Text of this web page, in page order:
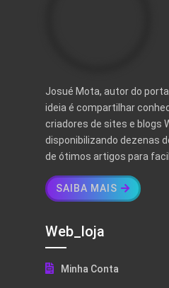
Josué Mota, autor do
ideia é compartilhar
criadores de sites e blogs
disponibilizando dezenas
de ótimos artigos para
SAIBA MAIS
Web_loja
Minha Conta